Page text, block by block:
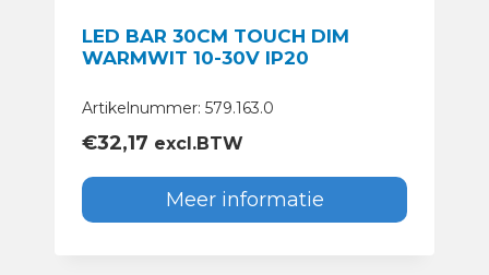
LED BAR 30CM TOUCH DIM
WARMWIT 10-30V IP20
Artikelnummer: 579.163.0
€32,17 excl.BTW
Meer informatie